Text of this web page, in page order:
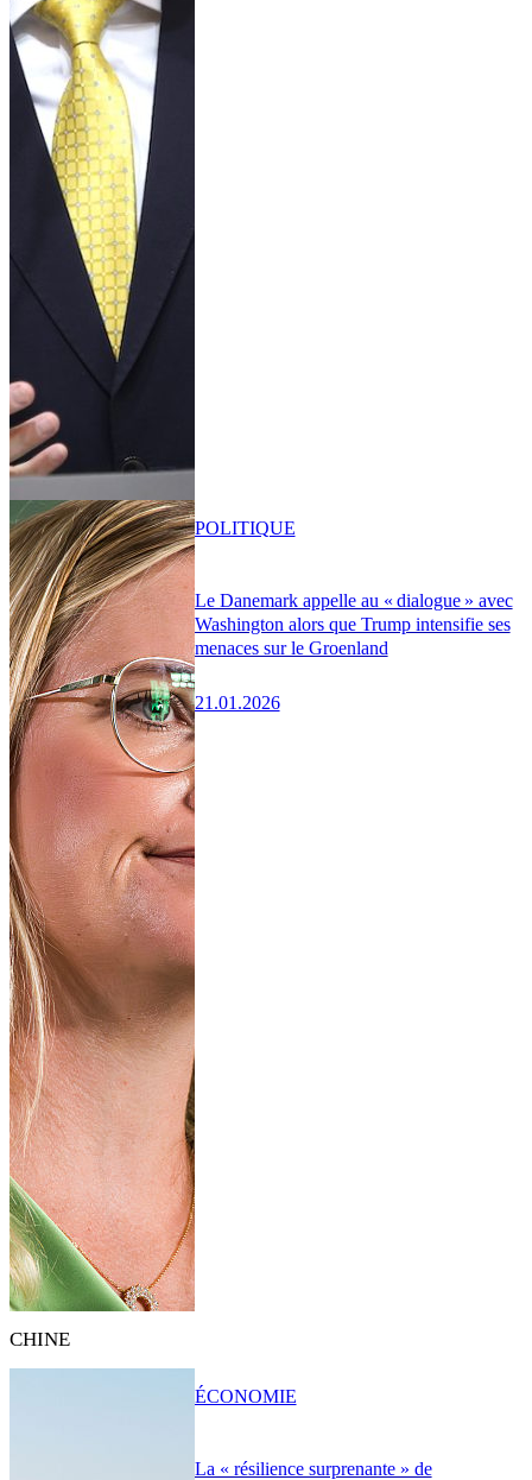
Le Danemark appelle au « dialogue » avec
Washington alors que Trump intensifie ses
menaces sur le Groenland
21.01.2026
POLITIQUE
CHINE
La « résilience surprenante » de
ÉCONOMIE